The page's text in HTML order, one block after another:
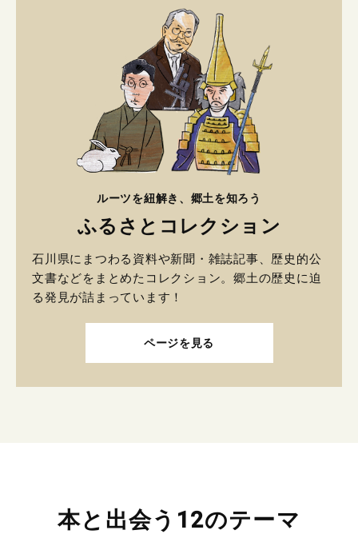
ルーツを紐解き、郷土を知ろう
ふるさとコレクション
石川県にまつわる資料や新聞・雑誌記事、歴史的公
文書などをまとめたコレクション。郷土の歴史に迫
る発見が詰まっています！
ページを見る
本と出会う12のテーマ